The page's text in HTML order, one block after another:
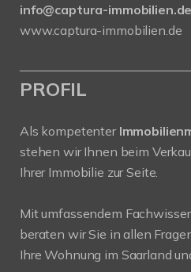
info@captura-immobilien.de
www.captura-immobilien.de
PROFIL
Als kompetenter
stehen wir Ihnen beim
Ihrer Immobilie zur Seite.
Mit umfassendem
beraten wir Sie in allen
Ihre Wohnung im Saarland